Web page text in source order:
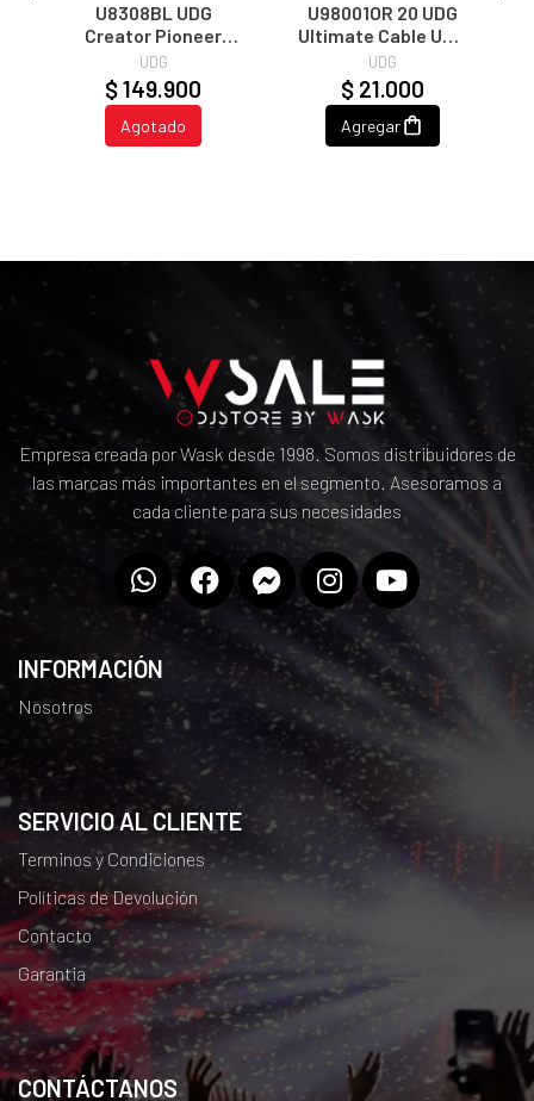
U8308BL UDG
Creator Pioneer
CDJ3000/Denon
SC6000/Turntable
Hard Case Black
UDG
$ 149.900
Agotado
U98001OR 20 UDG
Ultimate Cable USB
3.0 C-A Straight
1,5m
UDG
$ 21.000
Agregar
Empresa creada por Wask desde 1998. Somos distribuidores de
las marcas más importantes en el segmento. Asesoramos a
cada cliente para sus necesidades
INFORMACIÓN
Nosotros
SERVICIO AL CLIENTE
Terminos y Condiciones
Políticas de Devolución
Contacto
Garantia
CONTÁCTANOS